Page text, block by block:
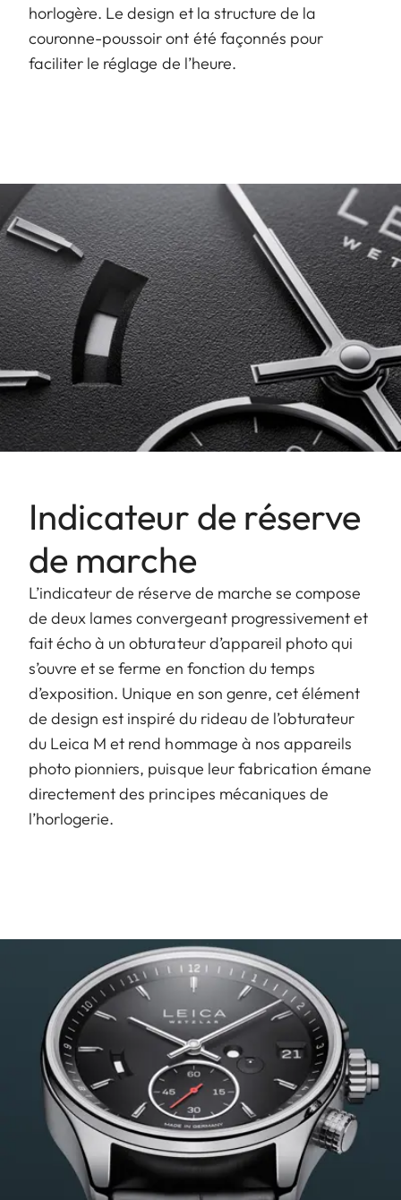
horlogère. Le design et la structure de la
couronne-poussoir ont été façonnés pour
faciliter le réglage de l’heure.
Indicateur de réserve
de marche
L’indicateur de réserve de marche se compose
de deux lames convergeant progressivement et
fait écho à un obturateur d’appareil photo qui
s’ouvre et se ferme en fonction du temps
d’exposition. Unique en son genre, cet élément
de design est inspiré du rideau de l’obturateur
du Leica M et rend hommage à nos appareils
photo pionniers, puisque leur fabrication émane
directement des principes mécaniques de
l’horlogerie.